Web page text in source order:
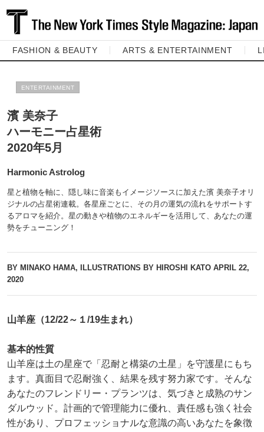
FASHION & BEAUTY ARTS & ENTERTAINMENT
ENTERTAINMENT
濱 美奈子
ハーモニー占星術
2020年5月
Harmonic Astrolog
星と植物を軸に、隠し味に音楽もイメージソースに加えた濱 美奈子オリ
ジナルの占星術連載。各星座ごとに、その月の運気の流れをサポートす
るアロマを紹介。星の動きや植物のエネルギーを活用して、あなたの運
勢をチューニング！
BY MINAKO HAMA, ILLUSTRATIONS BY HIROSHI KATO APRIL 22,
2020
山羊座（12/22～１/19生まれ）
基本的性質
山羊座は土の星座で「忍耐と構築の土星」を守護星にもち
ます。真面目で忍耐強く、結果を残す努力家です。そんな
あなたのフレンドリー・プランツは、気づきと成熟のサン
ダルウッド。計画的で管理能力に優れ、責任感も強く社会
性があり、プロフェッショナルな意識の高いあなたを象徴